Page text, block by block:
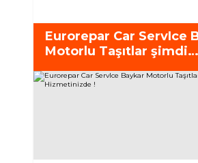
Eurorepar Car ServIce
Motorlu Taşıtlar şimdi